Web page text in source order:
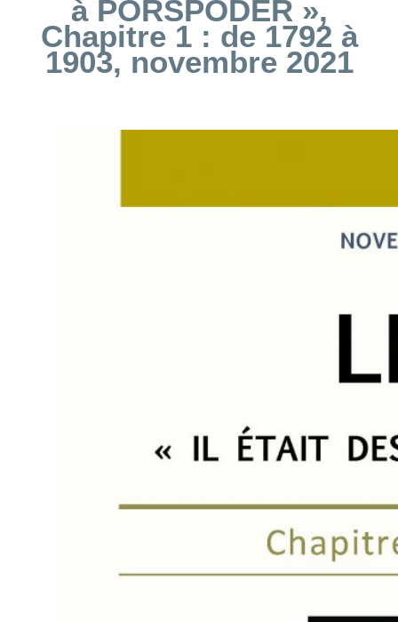
à PORSPODER »,
Chapitre 1 : de 1792 à
1903, novembre 2021